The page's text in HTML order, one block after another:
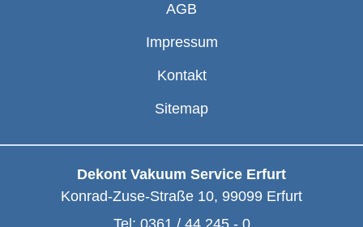
AGB
Impressum
Kontakt
Sitemap
Dekont Vakuum Service Erfurt
Konrad-Zuse-Straße 10, 99099 Erfurt